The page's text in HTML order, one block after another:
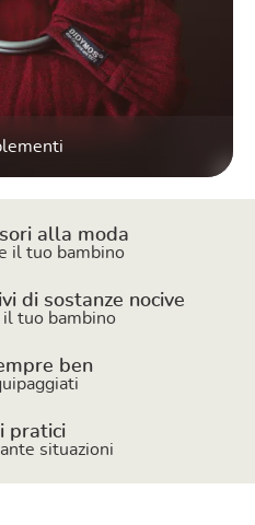
alla moda
il tuo bambino
di sostanze nocive
tuo bambino
ben
pratici
situazioni